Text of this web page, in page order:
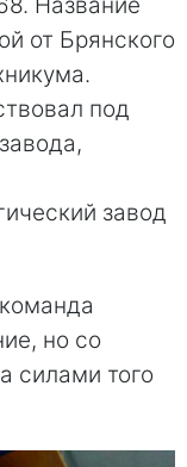
от Брянского
под
завод
но со
силами того